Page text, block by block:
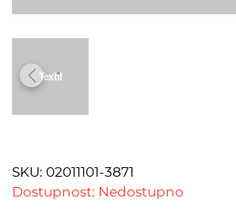
SKU: 02011101-3871
Dostupnost: Nedostupno